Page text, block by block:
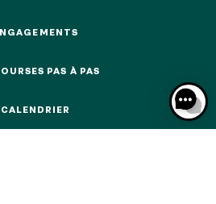
PAS À PAS
CALENDRIER